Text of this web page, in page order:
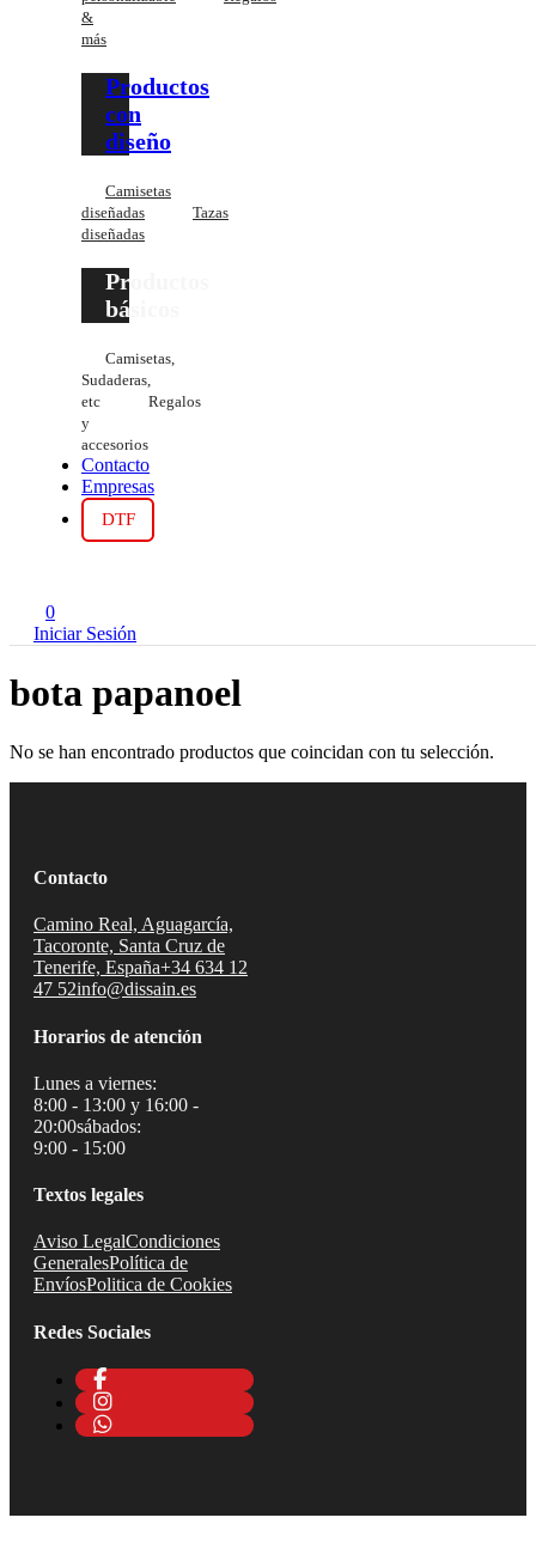
&
más
Productos
con
diseño
Camisetas
diseñadas
Tazas
diseñadas
Productos
básicos
Camisetas,
Sudaderas,
etc
Regalos
y
accesorios
Contacto
Empresas
DTF
0
Iniciar Sesión
bota papanoel
No se han encontrado productos que coincidan con tu selección.
Contacto
Camino Real, Aguagarcía,
Tacoronte, Santa Cruz de
Tenerife, España+34 634 12
47 52info@dissain.es
Horarios de atención
Lunes a viernes:
8:00 - 13:00 y 16:00 -
20:00sábados:
9:00 - 15:00
Textos legales
Aviso LegalCondiciones
GeneralesPolítica de
EnvíosPolitica de Cookies
Redes Sociales